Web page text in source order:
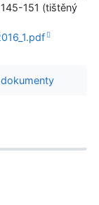
151 (tištěný